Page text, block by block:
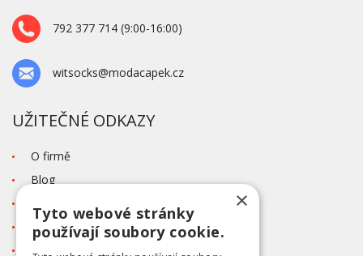
792 377 714 (9:00-16:00)
witsocks@modacapek.cz
UŽITEČNÉ ODKAZY
O firmě
Blog
Tabulka velikostí
Ochrana osobních údajů GDPR
×
Tyto webové stránky
používají soubory cookie.